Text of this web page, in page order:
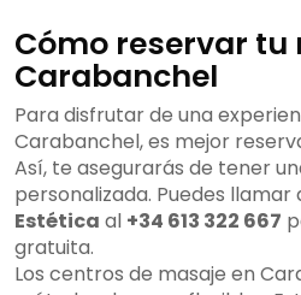
Cómo reservar tu
Carabanchel
Para disfrutar de una
Carabanchel, es mejor
Así, te asegurarás de tener
personalizada. Puedes llamar
Estética al +34 613 322 667
gratuita.
Los centros de masaje en